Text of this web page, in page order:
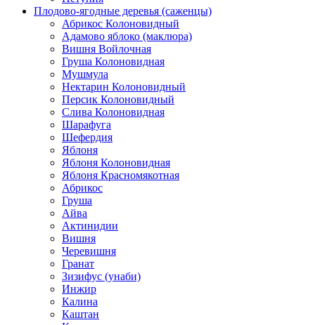
Плодово-ягодные деревья (саженцы)
Абрикос Колоновидный
Адамово яблоко (маклюра)
Вишня Войлочная
Груша Колоновидная
Мушмула
Нектарин Колоновидный
Персик Колоновидный
Слива Колоновидная
Шарафуга
Шефердия
Яблоня
Яблоня Колоновидная
Яблоня Красномякотная
Абрикос
Груша
Айва
Актинидии
Вишня
Черевишня
Гранат
Зизифус (унаби)
Инжир
Калина
Каштан